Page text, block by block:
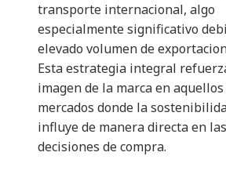
transporte internacional, algo
especialmente significativo
elevado volumen de
Esta estrategia integral
imagen de la marca en aquellos
mercados donde la
influye de manera directa en las
decisiones de compra.